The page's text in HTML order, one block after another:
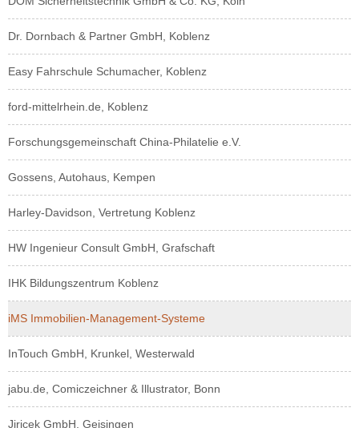
Dr. Dornbach & Partner GmbH, Koblenz
Easy Fahrschule Schumacher, Koblenz
ford-mittelrhein.de, Koblenz
Forschungsgemeinschaft China-Philatelie e.V.
Gossens, Autohaus, Kempen
Harley-Davidson, Vertretung Koblenz
HW Ingenieur Consult GmbH, Grafschaft
IHK Bildungszentrum Koblenz
iMS Immobilien-Management-Systeme
InTouch GmbH, Krunkel, Westerwald
jabu.de, Comiczeichner & Illustrator, Bonn
Jiricek GmbH, Geisingen